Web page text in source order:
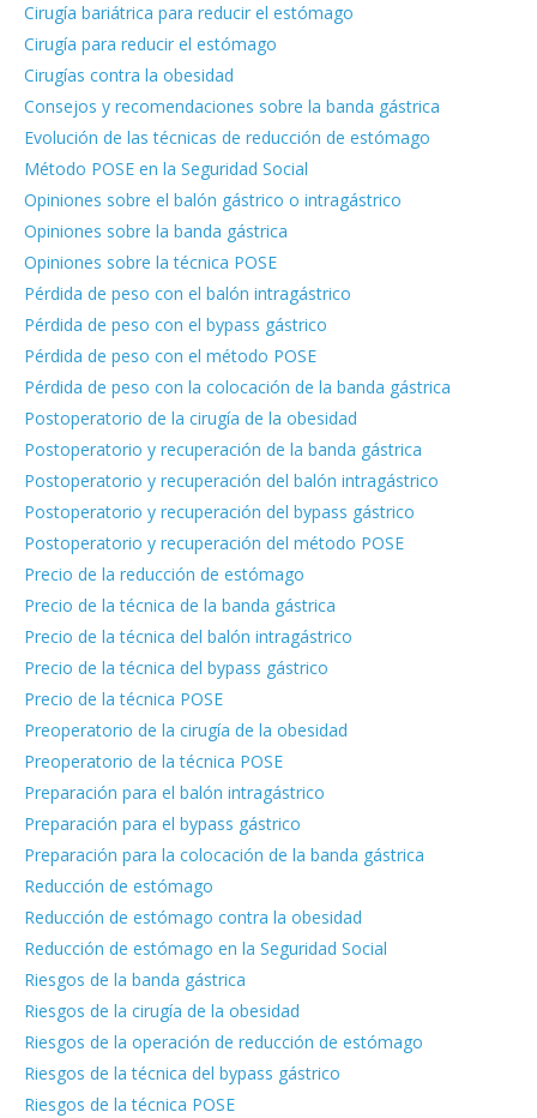
Cirugía bariátrica para reducir el estómago
Cirugía para reducir el estómago
Cirugías contra la obesidad
Consejos y recomendaciones sobre la banda gástrica
Evolución de las técnicas de reducción de estómago
Método POSE en la Seguridad Social
Opiniones sobre el balón gástrico o intragástrico
Opiniones sobre la banda gástrica
Opiniones sobre la técnica POSE
Pérdida de peso con el balón intragástrico
Pérdida de peso con el bypass gástrico
Pérdida de peso con el método POSE
Pérdida de peso con la colocación de la banda gástrica
Postoperatorio de la cirugía de la obesidad
Postoperatorio y recuperación de la banda gástrica
Postoperatorio y recuperación del balón intragástrico
Postoperatorio y recuperación del bypass gástrico
Postoperatorio y recuperación del método POSE
Precio de la reducción de estómago
Precio de la técnica de la banda gástrica
Precio de la técnica del balón intragástrico
Precio de la técnica del bypass gástrico
Precio de la técnica POSE
Preoperatorio de la cirugía de la obesidad
Preoperatorio de la técnica POSE
Preparación para el balón intragástrico
Preparación para el bypass gástrico
Preparación para la colocación de la banda gástrica
Reducción de estómago
Reducción de estómago contra la obesidad
Reducción de estómago en la Seguridad Social
Riesgos de la banda gástrica
Riesgos de la cirugía de la obesidad
Riesgos de la operación de reducción de estómago
Riesgos de la técnica del bypass gástrico
Riesgos de la técnica POSE